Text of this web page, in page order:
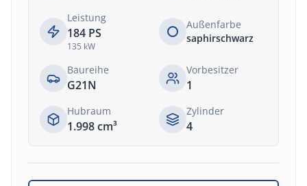
Leistung
184 PS
135 kW
Außenfarbe
saphirschwarz
Baureihe
G21N
Vorbesitzer
1
Hubraum
1.998cm³
Zylinder
4